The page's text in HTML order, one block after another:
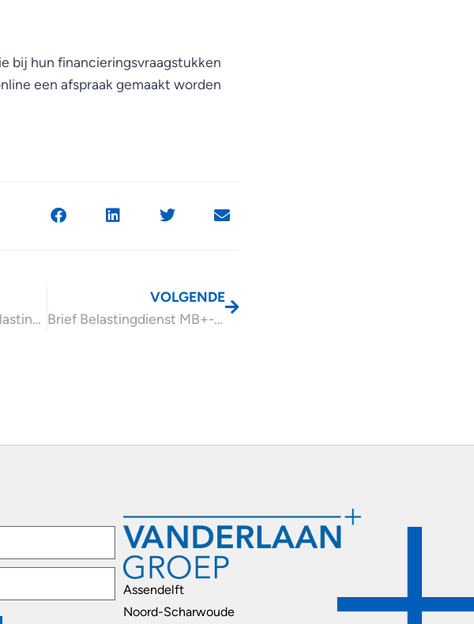
bij hun financieringsvraagstukken
een afspraak gemaakt worden
Toeslag Belgische belastingheffing discriminerend
VOLGENDE
Brief Belastingdienst MB+-procedure box 3
Assendelft
Noord-Scharwoude